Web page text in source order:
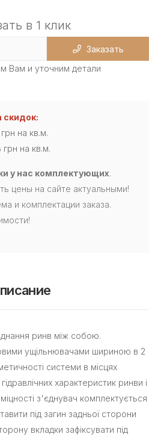
в 1 клик
Заказать
Вам и уточним детали
скидок:
грн на кв.м.
на кв.м.
у нас комплектующих.
цены на сайте актуальными!
и комплектации заказа.
ринв між собою.
ущільнювачами шириною в 2
системи в місцях
характеристик ринви і
з'єднувач комплектується
під загин задньої сторони
вкладки зафіксувати під